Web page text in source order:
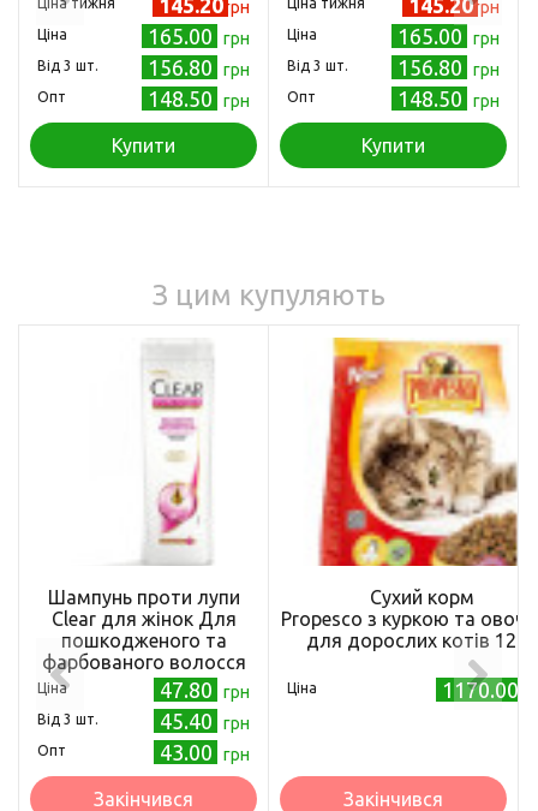
грн
Ціна 165.00 грн
Від 3 шт. 156.80 грн
Опт 148.50 грн
Купити
грн
Ціна 165.00 грн
Від 3 шт. 156.80 грн
Опт 148.50 грн
Купити
З цим купуляють
Шампунь проти лупи
Clear для жінок Для
пошкодженого та
фарбованого волосся
200 мл (8717644144275)
Ціна 47.80 грн
Від 3 шт. 45.40 грн
Опт 43.00 грн
Закінчився
Сухий корм
Propesco з куркою та
для дорослих котів 12 кг
Ціна 1170.00
Закінчився